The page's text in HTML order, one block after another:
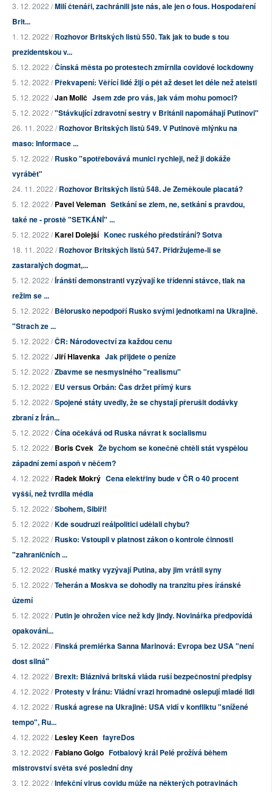
3. 12. 2022 /Milí čtenáři, zachránili jste nás, ale jen o fous. Hospodaření
Brit...
1. 12. 2022 /Rozhovor Britských listů 550. Tak jak to bude s tou
prezidentskou v...
5. 12. 2022 /Čínská města po protestech zmírnila covidové lockdowny
5. 12. 2022 /Překvapení: Věřící lidé žijí o pět až deset let déle než ateisti
5. 12. 2022 /Jan Molič Jsem zde pro vás, jak vám mohu pomoci?
5. 12. 2022 /"Stávkující zdravotní sestry v Británii napomáhají Putinovi"
26. 11. 2022 /Rozhovor Britských listů 549. V Putinově mlýnku na
maso: Informace ...
5. 12. 2022 /Rusko "spotřebovává munici rychleji, než ji dokáže
vyrábět"
24. 11. 2022 /Rozhovor Britských listů 548. Je Zeměkoule placatá?
5. 12. 2022 /Pavel Veleman Setkání se zlem, ne, setkání s pravdou,
také ne - prostě "SETKÁNÍ" ...
5. 12. 2022 /Karel Dolejší Konec ruského předstírání? Sotva
18. 11. 2022 /Rozhovor Britských listů 547. Přidržujeme-li se
zastaralých dogmat,...
5. 12. 2022 /Íránští demonstranti vyzývají ke třídenní stávce, tlak na
režim se ...
5. 12. 2022 /Bělorusko nepodpoří Rusko svými jednotkami na Ukrajině.
"Strach ze ...
5. 12. 2022 /ČR: Národovectví za každou cenu
5. 12. 2022 /Jiří Hlavenka Jak přijdete o peníze
5. 12. 2022 /Zbavme se nesmyslného "realismu"
5. 12. 2022 /EU versus Orbán: Čas držet přímý kurs
5. 12. 2022 /Spojené státy uvedly, že se chystají přerušit dodávky
zbraní z Írán...
5. 12. 2022 /Čína očekává od Ruska návrat k socialismu
5. 12. 2022 /Boris Cvek Že bychom se konečně chtěli stát vyspělou
západní zemí aspoň v něčem?
4. 12. 2022 /Radek Mokrý Cena elektřiny bude v ČR o 40 procent
vyšší, než tvrdila média
5. 12. 2022 /Sbohem, Sibiři!
5. 12. 2022 /Kde soudruzi reálpolitici udělali chybu?
5. 12. 2022 /Rusko: Vstoupil v platnost zákon o kontrole činnosti
"zahraničních ...
5. 12. 2022 /Ruské matky vyzývají Putina, aby jim vrátil syny
5. 12. 2022 /Teherán a Moskva se dohodly na tranzitu přes íránské
území
5. 12. 2022 /Putin je ohrožen více než kdy jindy. Novinářka předpovídá
opakování...
5. 12. 2022 /Finská premiérka Sanna Marinová: Evropa bez USA "není
dost silná"
4. 12. 2022 /Brexit: Bláznivá britská vláda ruší bezpečnostní předpisy
4. 12. 2022 /Protesty v Íránu: Vládní vrazi hromadně oslepují mladé lidi
4. 12. 2022 /Ruská agrese na Ukrajině: USA vidí v konfliktu "snížené
tempo", Ru...
4. 12. 2022 /Lesley Keen fayreDos
3. 12. 2022 /Fabiano Golgo Fotbalový král Pelé prožívá během
mistrovství světa své poslední dny
3. 12. 2022 /Infekční virus covidu může na některých potravinách